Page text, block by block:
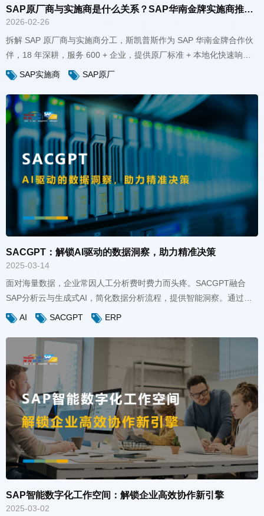
SAP原厂商与实施商是什么关系？SAP华南金牌实施商推荐 - 斯凯普斯
2026-02-26
的全生命周期 SAP 实施服务。
SAP实施商 SAP原厂
SACGPT：解锁AI驱动的数据洞察，助力精准决策
2025-03-14
驱动效率提升和业务增长。
AI SACGPT ERP
SAP智能数字化工作空间：解锁企业高效协作新引擎
2025-03-02